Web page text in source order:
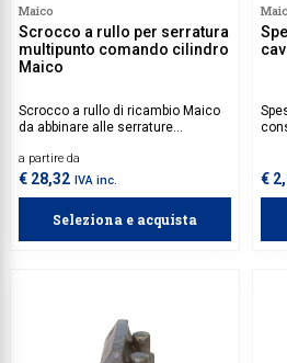
Maico
Scrocco a rullo per serratura
multipunto comando cilindro
Maico
Scrocco a rullo di ricambio Maico
da abbinare alle serrature
cilindro.
a partire da
€ 28,32 IVA inc.
Seleziona e acquista
€